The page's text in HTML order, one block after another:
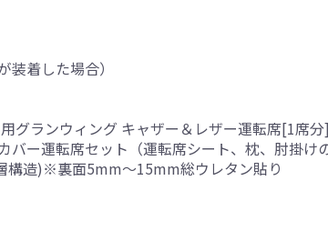
装着した場合）
グランウィング キャザー＆レザー運転席[1席
バー運転席セット（運転席シート、枕、肘掛け
構造)※裏面5mm～15mm総ウレタン貼り